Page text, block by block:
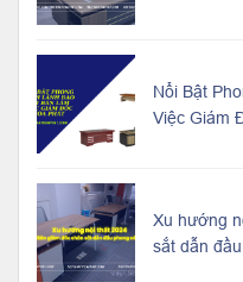
Nổi Bật
Việc Giám
Xu hướng
sắt dẫn